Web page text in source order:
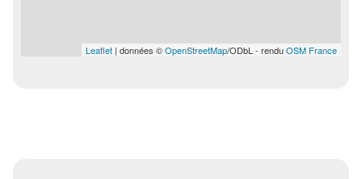
Leaflet | données ©OpenStreetMap/ODbL - renduOSM France